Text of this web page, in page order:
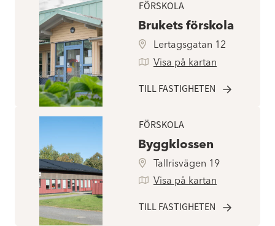
FÖRSKOLA
Brukets förskola
Lertagsgatan 12
Visa på kartan
TILL FASTIGHETEN
FÖRSKOLA
Byggklossen
Tallrisvägen 19
Visa på kartan
TILL FASTIGHETEN